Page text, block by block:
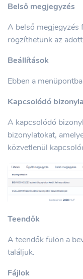
Belső megjegyzés
A belső megjegyzés
rögzíthetünk az
Beállítások
Ebben a
Kapcsolódó
A kapcsolódó
bizonylatokat,
közvetlenül
Teendők
A teendők fülön a
találjuk.
Fájlok